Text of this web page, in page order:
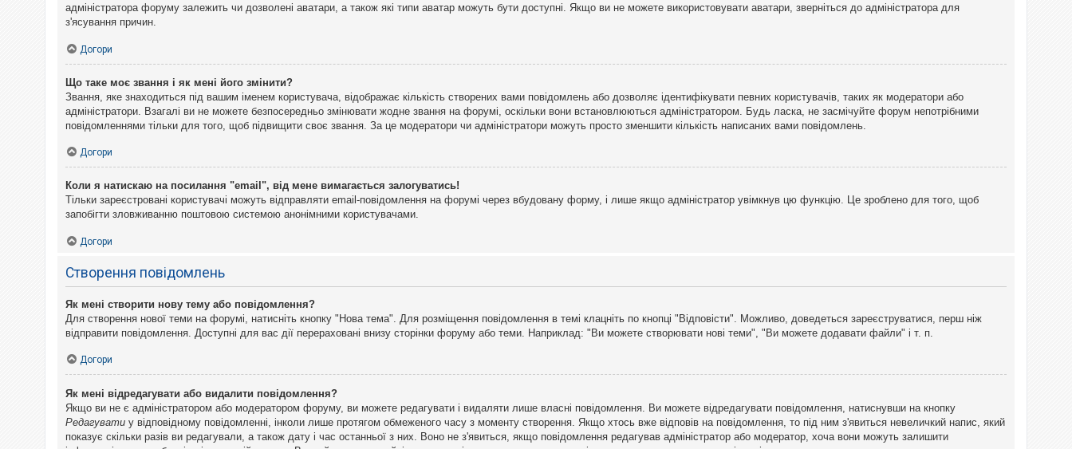
адміністратора форуму залежить чи дозволені аватари, а також які типи аватар можуть бути доступні. Якщо ви не можете використовувати аватари, зверніться до адміністратора для
з'ясування причин.
Догори
Що таке моє звання і як мені його змінити?
Звання, яке знаходиться під вашим іменем користувача, відображає кількість створених вами повідомлень або дозволяє ідентифікувати певних користувачів, таких як модератори або
адміністратори. Взагалі ви не можете безпосередньо змінювати жодне звання на форумі, оскільки вони встановлюються адміністратором. Будь ласка, не засмічуйте форум непотрібними
повідомленнями тільки для того, щоб підвищити своє звання. За це модератори чи адміністратори можуть просто зменшити кількість написаних вами повідомлень.
Догори
Коли я натискаю на посилання "email", від мене вимагається залогуватись!
Тільки зареєстровані користувачі можуть відправляти email-повідомлення на форумі через вбудовану форму, і лише якщо адміністратор увімкнув цю функцію. Це зроблено для того, щоб
запобігти зловживанню поштовою системою анонімними користувачами.
Догори
Створення повідомлень
Як мені створити нову тему або повідомлення?
Для створення нової теми на форумі, натисніть кнопку "Нова тема". Для розміщення повідомлення в темі клацніть по кнопці "Відповісти". Можливо, доведеться зареєструватися, перш ніж
відправити повідомлення. Доступні для вас дії перераховані внизу сторінки форуму або теми. Наприклад: "Ви можете створювати нові теми", "Ви можете додавати файли" і т. п.
Догори
Як мені відредагувати або видалити повідомлення?
Якщо ви не є адміністратором або модератором форуму, ви можете редагувати і видаляти лише власні повідомлення. Ви можете відредагувати повідомлення, натиснувши на кнопку
Редагувати у відповідному повідомленні, інколи лише протягом обмеженого часу з моменту створення. Якщо хтось вже відповів на повідомлення, то під ним з'явиться невеличкий напис, який
показує скільки разів ви редагували, а також дату і час останньої з них. Воно не з'явиться, якщо повідомлення редагував адміністратор або модератор, хоча вони можуть залишити